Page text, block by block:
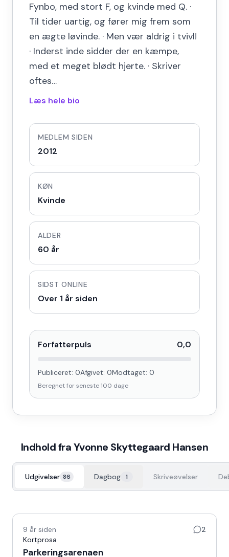
Fynbo, med stort F, og kvinde med Q. ·
Til tider uartig, og fører mig frem som
en ægte løvinde. · Men vær aldrig i tvivl!
· Inderst inde sidder der en kæmpe,
med et meget blødt hjerte. · Skriver
oftes…
Læs hele bio
MEDLEM SIDEN
2012
KØN
Kvinde
ALDER
60 år
SIDST ONLINE
Over 1 år siden
Forfatterpuls 0,0
Publiceret: 0Afgivet: 0Modtaget: 0
Beregnet for seneste100 dage
Indhold fraYvonne Skyttegaard Hansen
Udgivelser 86 Dagbog 1 Skriveøvelser
9 år siden
2
Kortprosa
Parkeringsarenaen